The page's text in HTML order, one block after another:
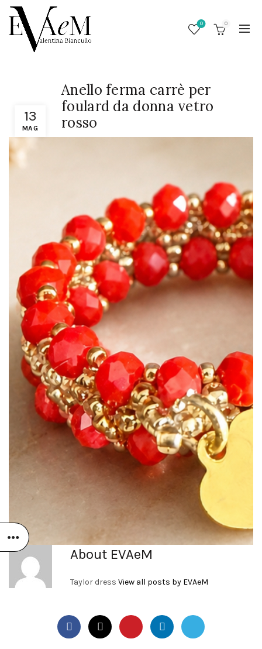
0 0
13
MAG
Anello ferma carrè per
foulard da donna vetro
rosso
About EVAeM
Taylor dress View all posts by EVAeM